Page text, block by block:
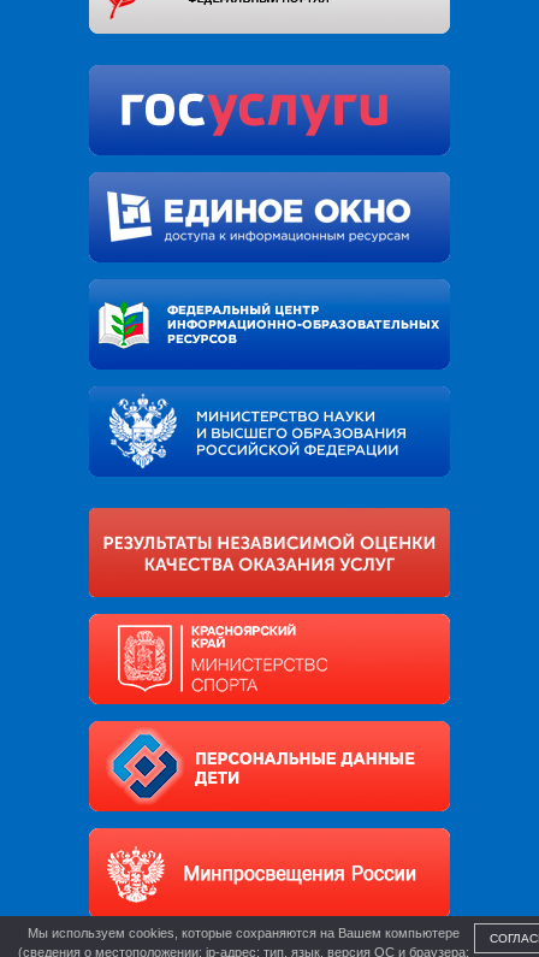
Мы используем cookies, которые сохраняются на Вашем компьютере
(сведения о местоположении; ip-адрес; тип, язык, версия ОС и браузера;